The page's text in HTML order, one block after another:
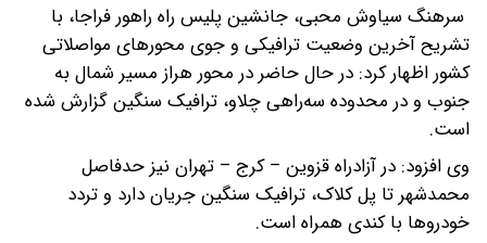
سرهنگ سیاوش محبی، جانشین پلیس راه راهور فراجا، با
تشریح آخرین وضعیت ترافیکی و جوی محورهای مواصلاتی
کشور اظهار کرد: در حال حاضر در محور هراز مسیر شمال به
جنوب و در محدوده سه‌راهی چلاو، ترافیک سنگین گزارش شده
است.
وی افزود: در آزادراه قزوین – کرج – تهران نیز حدفاصل
محمدشهر تا پل کلاک، ترافیک سنگین جریان دارد و تردد
خودروها با کندی همراه است.